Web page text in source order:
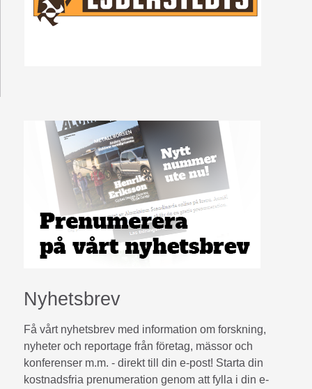
Nyhetsbrev
Få vårt nyhetsbrev med information om forskning,
nyheter och reportage från företag, mässor och
konferenser m.m. - direkt till din e-post! Starta din
kostnadsfria prenumeration genom att fylla i din e-